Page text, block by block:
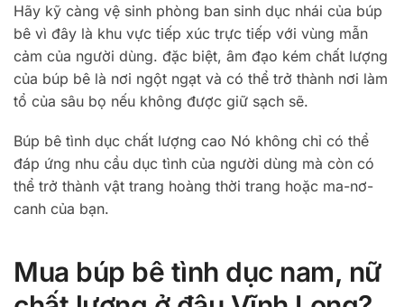
Hãy kỹ càng vệ sinh phòng ban sinh dục nhái của búp
bê vì đây là khu vực tiếp xúc trực tiếp với vùng mẫn
cảm của người dùng. đặc biệt, âm đạo kém chất lượng
của búp bê là nơi ngột ngạt và có thể trở thành nơi làm
tổ của sâu bọ nếu không được giữ sạch sẽ.
Búp bê tình dục chất lượng cao Nó không chỉ có thể
đáp ứng nhu cầu dục tình của người dùng mà còn có
thể trở thành vật trang hoàng thời trang hoặc ma-nơ-
canh của bạn.
Mua búp bê tình dục nam, nữ